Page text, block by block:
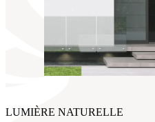
LUMIÈRE NATURELLE